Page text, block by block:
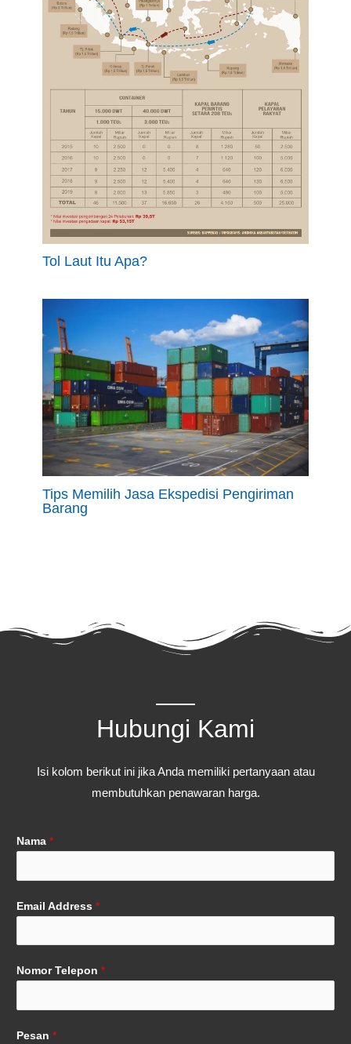
Tol Laut Itu Apa?
Tips Memilih Jasa Ekspedisi Pengiriman
Barang
Hubungi Kami
Isi kolom berikut ini jika Anda memiliki pertanyaan atau
membutuhkan penawaran harga.
Nama *
Email Address *
Nomor Telepon *
Pesan *